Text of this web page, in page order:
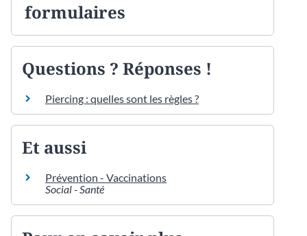
formulaires
Questions ? Réponses !
Piercing : quelles sont les règles ?
Et aussi
Prévention - Vaccinations
Social - Santé